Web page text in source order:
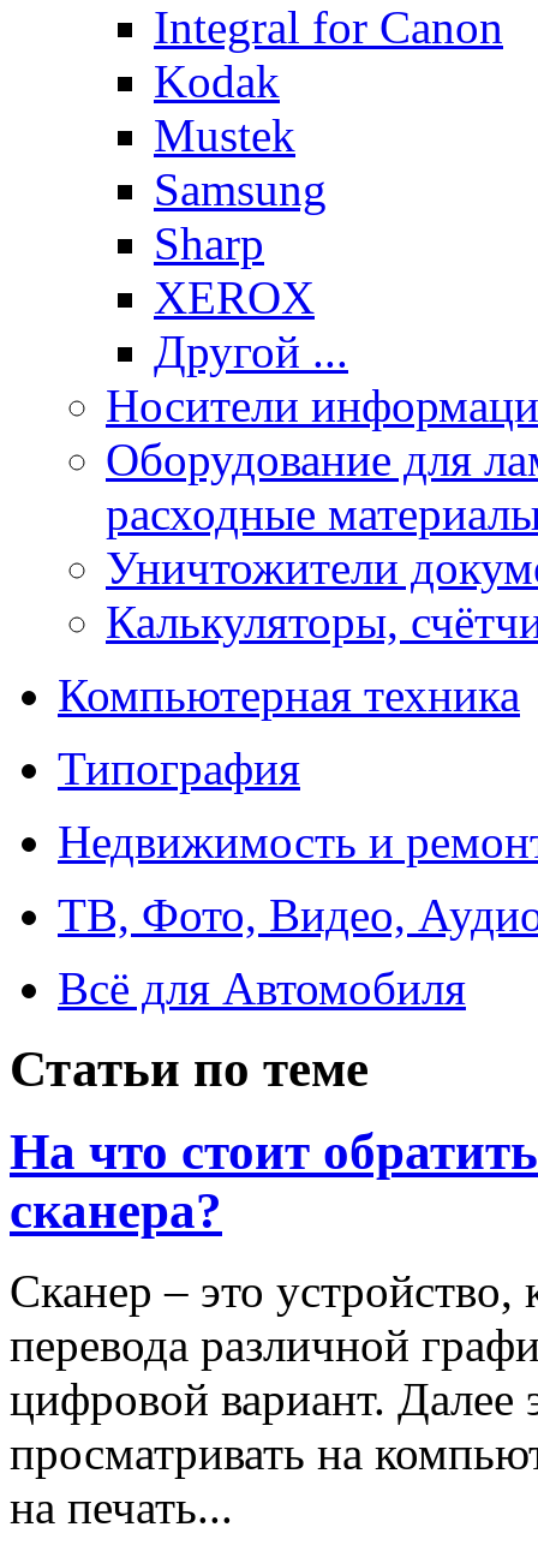
Integral for Canon
Kodak
Mustek
Samsung
Sharp
XEROX
Другой ...
Носители
Оборудование для
расходные
Уничтожители
Калькуляторы,
Компьютерная техника
Типография
Недвижимость и
ТВ, Фото, Видео,
Всё для Автомобиля
Статьи по теме
На что стоит
сканера?
Сканер – это устройство,
перевода различной
цифровой вариант.
просматривать на
на печать...